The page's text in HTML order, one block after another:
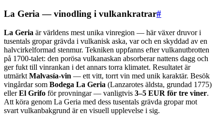
La Geria — vinodling i vulkankratrar#
La Geria är världens mest unika vinregion — här växer druvor i
tusentals gropar grävda i vulkanisk aska, var och en skyddad av en
halvcirkelformad stenmur. Tekniken uppfanns efter vulkanutbrotten
på 1700-talet: den porösa vulkanaskan absorberar nattens dagg och
ger fukt till vinrankan i det annars torra klimatet. Resultatet är
utmärkt Malvasía-vin — ett vitt, torrt vin med unik karaktär. Besök
vingårdar som Bodega La Geria (Lanzarotes äldsta, grundad 1775)
ellerEl Grifo för provningar — vanligtvis 3–5 EUR för tre viner.
Att köra genom La Geria med dess tusentals grävda gropar mot
svart vulkanbakgrund är en visuell upplevelse i sig.